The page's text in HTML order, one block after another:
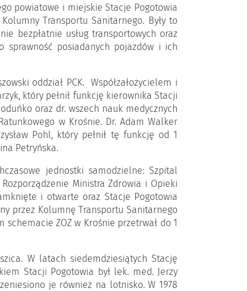
powiatowe i miejskie Stacje Pogotowia
Transportu Sanitarnego. Były to
bezpłatnie usług transportowych oraz
sprawność posiadanych pojazdów i ich
oddział PCK. Współzałożycielem i
który pełnił funkcję kierownika Stacji
oraz dr. wszech nauk medycznych
w Krośnie. Dr. Adam Walker
Pohl, który pełnił tę funkcję od 1
Petryńska.
jednostki samodzielne: Szpital
Ministra Zdrowia i Opieki
i otwarte oraz Stacje Pogotowia
przez Kolumnę Transportu Sanitarnego
ZOZ w Krośnie przetrwał do 1
W latach siedemdziesiątych Stację
Stacji Pogotowia był lek. med. Jerzy
je również na lotnisko. W 1978